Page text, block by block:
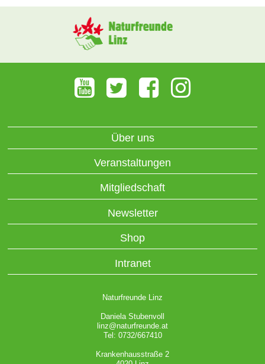
Über uns
Veranstaltungen
Mitgliedschaft
Newsletter
Shop
Intranet
Naturfreunde Linz
Daniela Stubenvoll
linz@naturfreunde.at
Tel: 0732/667410
Krankenhausstraße 2